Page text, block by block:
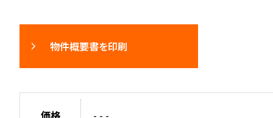
物件概要書を印刷
価格 - - -